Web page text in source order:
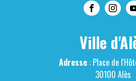
Ville
Adresse: Place de
30100 Alès